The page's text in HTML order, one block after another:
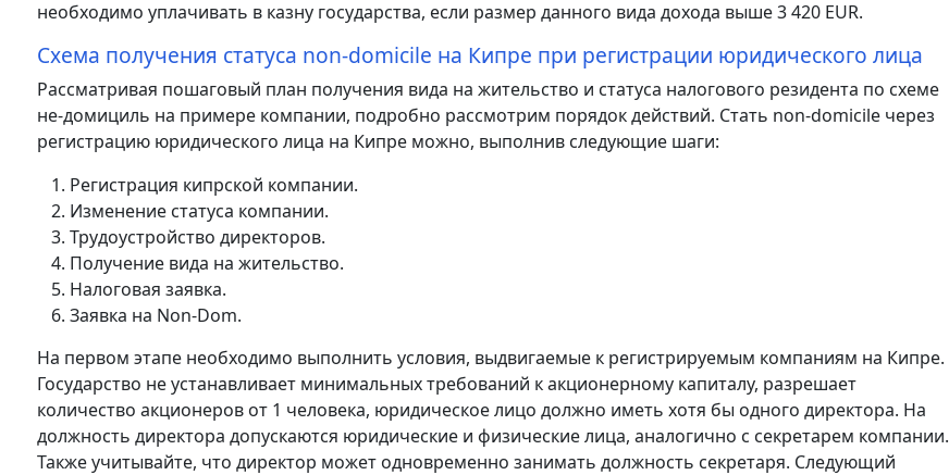
необходимо уплачивать в казну государства, если размер данного вида дохода выше 3 420 EUR.
Схема получения статуса non-domicile на Кипре при регистрации юридического лица
Рассматривая пошаговый план получения вида на жительство и статуса налогового резидента по схеме
не-домициль на примере компании, подробно рассмотрим порядок действий. Стать non-domicile через
регистрацию юридического лица на Кипре можно, выполнив следующие шаги:
Регистрация кипрской компании.
Изменение статуса компании.
Трудоустройство директоров.
Получение вида на жительство.
Налоговая заявка.
Заявка на Non-Dom.
На первом этапе необходимо выполнить условия, выдвигаемые к регистрируемым компаниям на Кипре.
Государство не устанавливает минимальных требований к акционерному капиталу, разрешает
количество акционеров от 1 человека, юридическое лицо должно иметь хотя бы одного директора. На
должность директора допускаются юридические и физические лица, аналогично с секретарем компании.
Также учитывайте, что директор может одновременно занимать должность секретаря. Следующий